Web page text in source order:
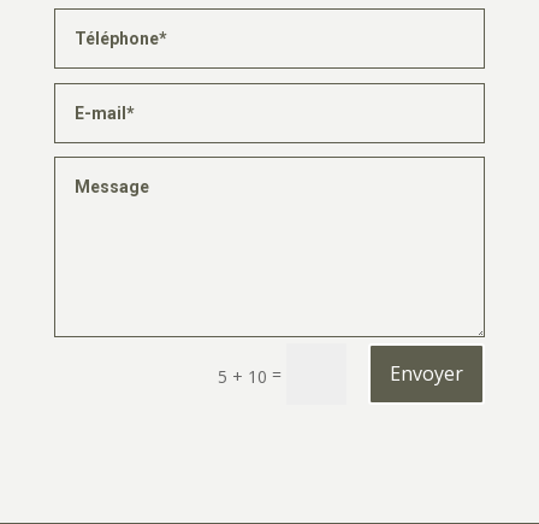
5 + 10 = Envoyer